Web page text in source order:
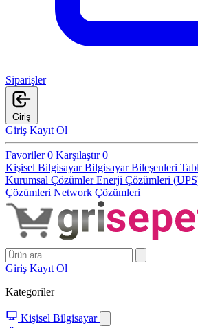
Siparişler
Giriş
Giriş Kayıt Ol
Favoriler0 Karşılaştır0
Kişisel BilgisayarBilgisayar Bileşenleri
Kurumsal ÇözümlerEnerji Çözümleri
Çözümleri Network Çözümleri
Giriş Kayıt Ol
Kategoriler
Kişisel Bilgisayar